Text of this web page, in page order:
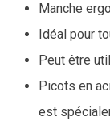
Manche
Idéal pour
Peut être
Picots en
est